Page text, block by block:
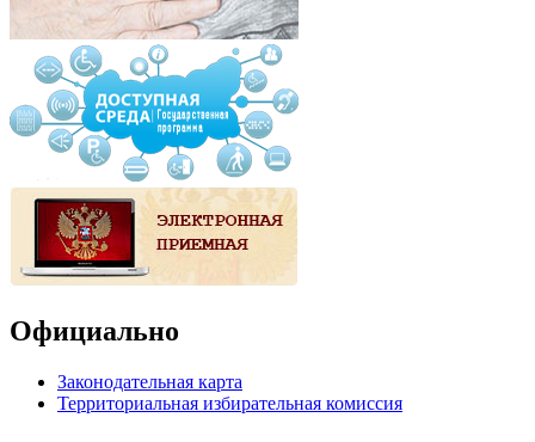
Официально
Законодательная карта
Территориальная избирательная комиссия